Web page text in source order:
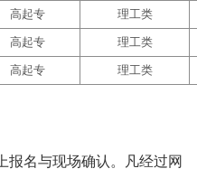
高起专 理工类
高起专 理工类
高起专 理工类
报名与现场确认。凡经过网